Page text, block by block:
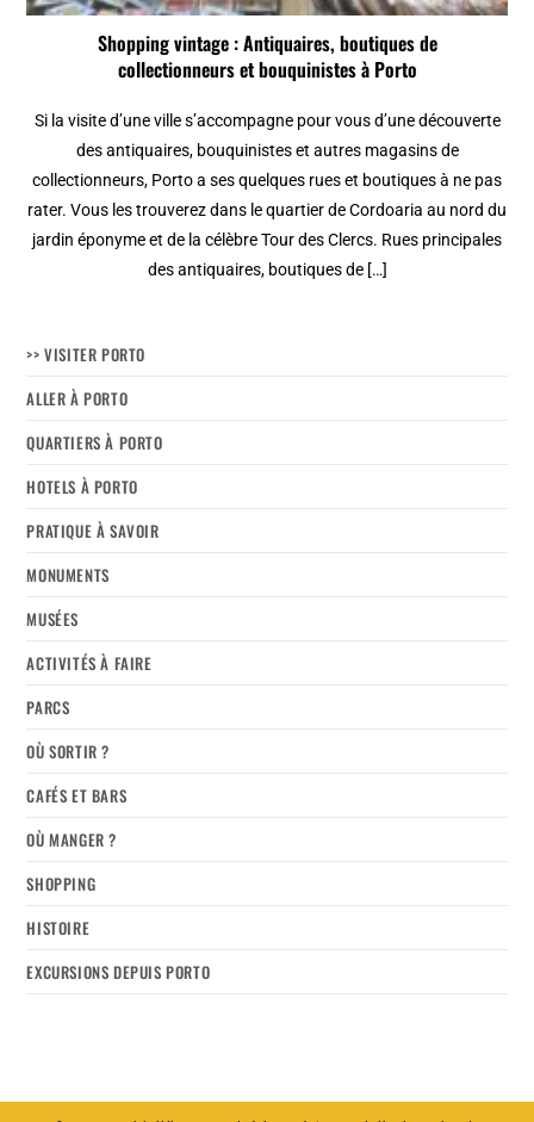
Shopping vintage : Antiquaires, boutiques de
collectionneurs et bouquinistes à Porto
Si la visite d’une ville s’accompagne pour vous d’une découverte
des antiquaires, bouquinistes et autres magasins de
collectionneurs, Porto a ses quelques rues et boutiques à ne pas
rater. Vous les trouverez dans le quartier de Cordoaria au nord du
jardin éponyme et de la célèbre Tour des Clercs. Rues principales
des antiquaires, boutiques de […]
>> VISITER PORTO
ALLER À PORTO
QUARTIERS À PORTO
HOTELS À PORTO
PRATIQUE À SAVOIR
MONUMENTS
MUSÉES
ACTIVITÉS À FAIRE
PARCS
OÙ SORTIR ?
CAFÉS ET BARS
OÙ MANGER ?
SHOPPING
HISTOIRE
EXCURSIONS DEPUIS PORTO